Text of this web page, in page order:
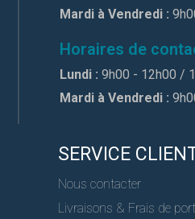
Mardi à Vendredi :
Horaires de
Lundi : 9h00 - 12h00 /
Mardi à Vendredi :
SERVICE
Nous contacter
Livraisons & Frais de port